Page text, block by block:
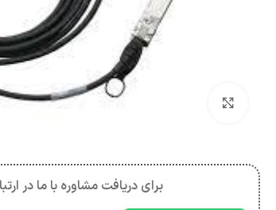
برای دریافت مشاوره با ما در